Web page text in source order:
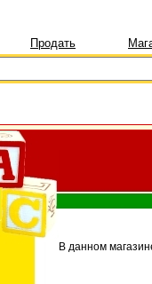
Продать
В данном